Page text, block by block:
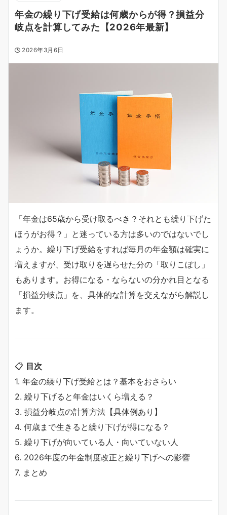
年金の繰り下げ受給は何歳からが得？損益分
岐点を計算してみた【2026年最新】
2026年3月6日
「年金は65歳から受け取るべき？それとも繰り下げた
ほうがお得？」と迷っている方は多いのではないでし
ょうか。繰り下げ受給をすれば毎月の年金額は確実に
増えますが、受け取りを遅らせた分の「取りこぼし」
もあります。お得になる・ならないの分かれ目となる
「損益分岐点」を、具体的な計算を交えながら解説し
ます。
📋 目次
1. 年金の繰り下げ受給とは？基本をおさらい
2. 繰り下げると年金はいくら増える？
3. 損益分岐点の計算方法【具体例あり】
4. 何歳まで生きると繰り下げが得になる？
5. 繰り下げが向いている人・向いていない人
6. 2026年度の年金制度改正と繰り下げへの影響
7. まとめ